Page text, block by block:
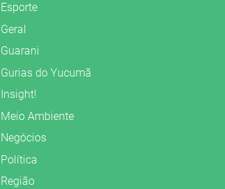
Esporte
Geral
Guarani
Gurias do Yucumã
Insight!
Meio Ambiente
Negócios
Política
Região